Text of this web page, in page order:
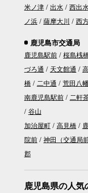
米ノ津 出水 西出
ノ浜
薩摩大川 西
鹿児島市交通局
鹿児島駅前 桜島桟
づろ通
天文館通
橋
二中通 荒田八幡
南鹿児島駅前
二軒
谷山
加治屋町
高見橋
院前
神田（交通局前
郡
鹿児島県の人